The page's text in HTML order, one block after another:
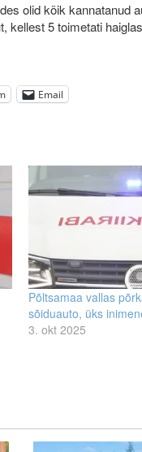
olid kõik kannatanud
kellest 5 toimetati
Email
Põltsamaa vallas
sõiduauto, üks
3. okt 2025